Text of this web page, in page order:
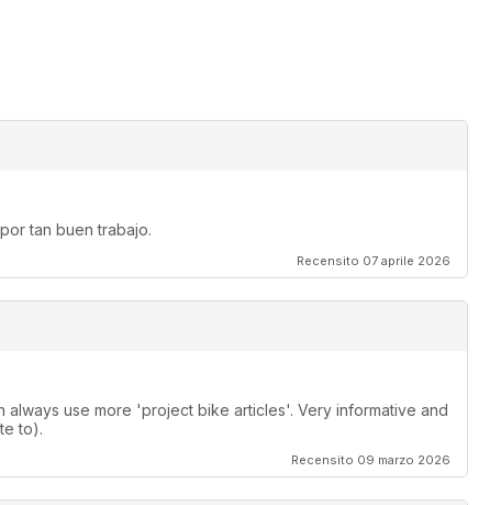
tan buen trabajo.
Recensito 07 aprile 2026
use more 'project bike articles'. Very informative and
to).
Recensito 09 marzo 2026